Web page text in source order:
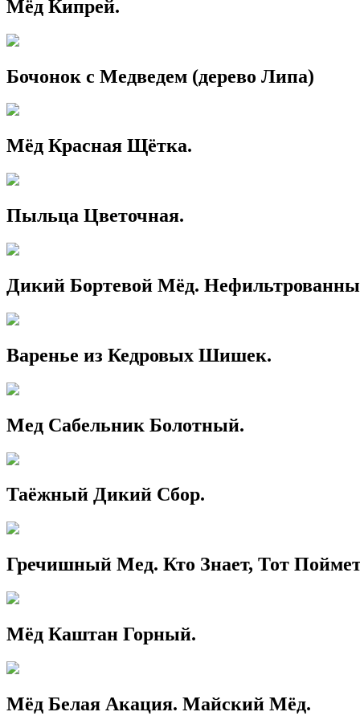
Мёд Кипрей.
Бочонок с Медведем (дерево Липа)
Мёд Красная Щётка.
Пыльца Цветочная.
Дикий Бортевой Мёд.
Варенье из Кедровых Шишек.
Мед Сабельник Болотный.
Таёжный Дикий Сбор.
Гречишный Мед. Кто Знает, Тот
Мёд Каштан Горный.
Мёд Белая Акация. Майский Мёд.